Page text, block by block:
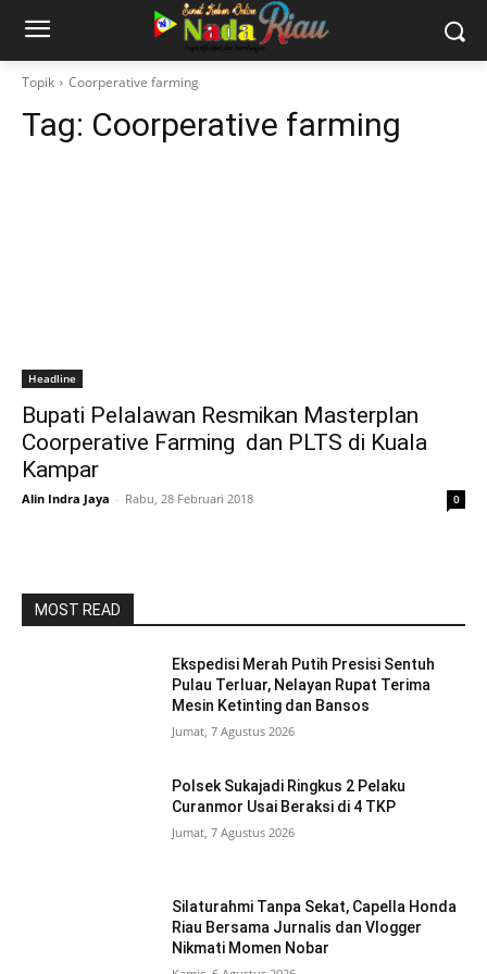
Topik Coorperative farming
Tag: Coorperative farming
Headline
Bupati Pelalawan Resmikan Masterplan
Coorperative Farming dan PLTS di Kuala
Kampar
Alin Indra Jaya - Rabu, 28 Februari 2018 0
MOST READ
Ekspedisi Merah Putih Presisi Sentuh
Pulau Terluar, Nelayan Rupat Terima
Mesin Ketinting dan Bansos
Jumat, 7 Agustus 2026
Polsek Sukajadi Ringkus 2 Pelaku
Curanmor Usai Beraksi di 4 TKP
Jumat, 7 Agustus 2026
Silaturahmi Tanpa Sekat, Capella Honda
Riau Bersama Jurnalis dan Vlogger
Nikmati Momen Nobar